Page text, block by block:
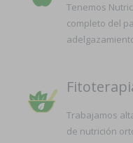
Tenemos
completo del
Trabajamos
de nutrición